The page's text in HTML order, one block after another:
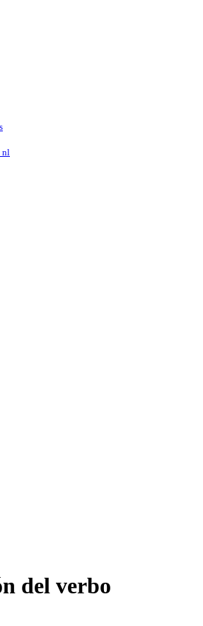
nl
del verbo